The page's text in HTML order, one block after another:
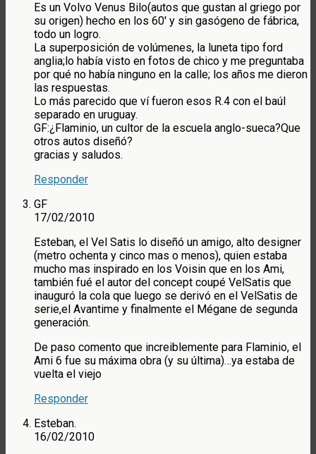
Es un Volvo Venus Bilo(autos que gustan al griego por
su origen) hecho en los 60′ y sin gasógeno de fábrica,
todo un logro.
La superposición de volúmenes, la luneta tipo ford
anglia;lo había visto en fotos de chico y me preguntaba
por qué no había ninguno en la calle; los años me dieron
las respuestas.
Lo más parecido que ví fueron esos R.4 con el baúl
separado en uruguay.
GF:¿Flaminio, un cultor de la escuela anglo-sueca?Que
otros autos diseñó?
gracias y saludos.
Responder
GF
17/02/2010
Esteban, el Vel Satis lo diseñó un amigo, alto designer
(metro ochenta y cinco mas o menos), quien estaba
mucho mas inspirado en los Voisin que en los Ami,
también fué el autor del concept coupé VelSatis que
inauguró la cola que luego se derivó en el VelSatis de
serie,el Avantime y finalmente el Mégane de segunda
generación.
De paso comento que increiblemente para Flaminio, el
Ami 6 fue su máxima obra (y su última)…ya estaba de
vuelta el viejo
Responder
Esteban.
16/02/2010